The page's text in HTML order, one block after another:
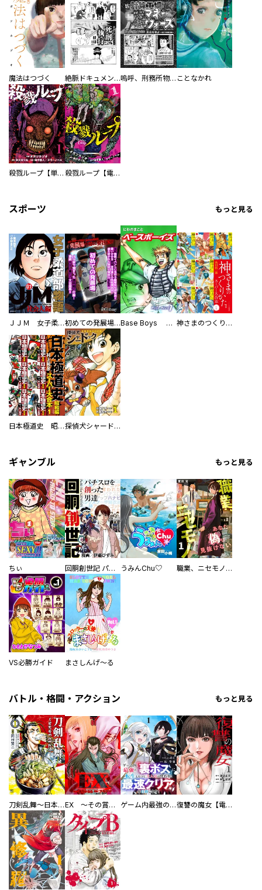
魔法はつづく 絶脈ドキュメント 死刑執行マニュアル 嗚呼、刑務所物語 加古川刑務所編 計算工場マネーウォーズ ことなかれ
殺戮ループ【単話】 殺戮ループ【電子単行本版】
スポーツ もっと見る
ＪＪＭ 女子柔道部物語 社会人編 初めての発展場 【白抜き修正版】 Base Boys 新装版 神さまのつくりかた。スーパー大合本
日本極道史 昭和編 スーパー大合本 探偵犬シャードック（新装版）
ギャンブル もっと見る
ちぃ 回胴創世記 パチスロを創った男達 うみんChu♡ 職業、ニセモノ～あなたに偽は見抜けない【電子単行本版】
VS必勝ガイド まさしんげ～る
バトル・格闘・アクション もっと見る
刀剣乱舞～日本号つれづれ酒～ EX ～その賞金稼ぎは、世界の出口を探す～【単行本版】 ゲーム内最強の『裏ボス』に転生したので、主人公の代わりに最速クリアを目指します！【電子単行本版】 復讐の魔女【電子単行本版】